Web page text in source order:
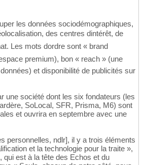
les données sociodémographiques,
des centres dintérêt, de
Les mots dordre sont « brand
premium), bon « reach » (une
et disponibilité de publicités sur
une société dont les six fondateurs (les
SoLocal, SFR, Prisma, M6) sont
et ouvrira en septembre avec une
personnelles, ndlr], il y a trois éléments
et la technologie pour la traite »,
qui est à la tête des Echos et du